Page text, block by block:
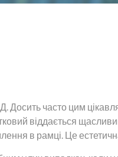
часто цим
віддається
в рамці. Це